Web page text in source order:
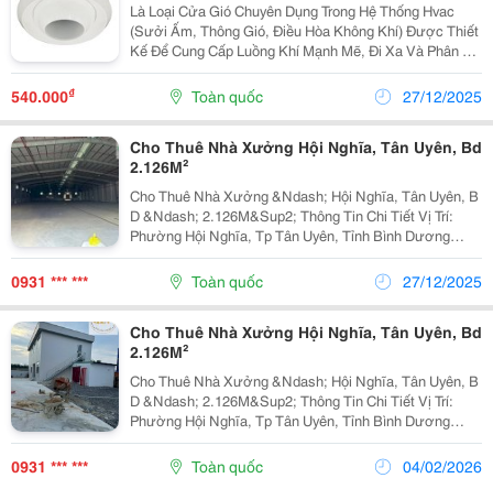
Là Loại Cửa Gió Chuyên Dụng Trong Hệ Thống Hvac
(Sưởi Ấm, Thông Gió, Điều Hòa Không Khí) Được Thiết
Kế Để Cung Cấp Luồng Khí Mạnh Mẽ, Đi Xa Và Phân Bổ
Đều Đến Các Khu Vực Rộng Lớn Như Sân Bay, Trung
Tâm Thương Mại, Hội Trường, Nhà Xưởng, Nhà Hát. ...
540.000₫ Toàn quốc 27/12/2025
Cho Thuê Nhà Xưởng Hội Nghĩa, Tân Uyên, Bd
2.126M²
Cho Thuê Nhà Xưởng &Ndash; Hội Nghĩa, Tân Uyên, B
D &Ndash; 2.126M&Sup2; Thông Tin Chi Tiết Vị Trí:
Phường Hội Nghĩa, Tp Tân Uyên, Tỉnh Bình Dương
Tổng Diện Tích Khuôn Viên: 4.300M&Sup2; Tổng Diện
Tích Xây Dựng: 2.126M&Sup2; Tiện Ích &Amp; Đặc...
0931 *** *** Toàn quốc 27/12/2025
Cho Thuê Nhà Xưởng Hội Nghĩa, Tân Uyên, Bd
2.126M²
Cho Thuê Nhà Xưởng &Ndash; Hội Nghĩa, Tân Uyên, B
D &Ndash; 2.126M&Sup2; Thông Tin Chi Tiết Vị Trí:
Phường Hội Nghĩa, Tp Tân Uyên, Tỉnh Bình Dương
Tổng Diện Tích Khuôn Viên: 4.300M&Sup2; Tổng Diện
Tích Xây Dựng: 2.126M&Sup2; Tiện Ích &Amp; Đặc...
0931 *** *** Toàn quốc 04/02/2026